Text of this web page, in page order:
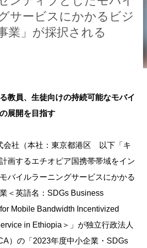
サービスにかかるビジ
業」が採択される
教員、生徒向けの持続可能なモバイ
展開を目指す
会社（本社：東京都港区 以下「キ
画するエチオピア国携帯帯域をイン
バイルラーニングサービスにかかる
＜英語名：SDGs Business
Mobile Bandwidth Incentivized
in Ethiopia＞」が独立行政法人
）の「2023年度中小企業・SDGs